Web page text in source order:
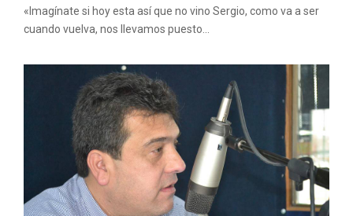
«Imagínate si hoy esta así que no vino Sergio, como va a ser
cuando vuelva, nos llevamos puesto...